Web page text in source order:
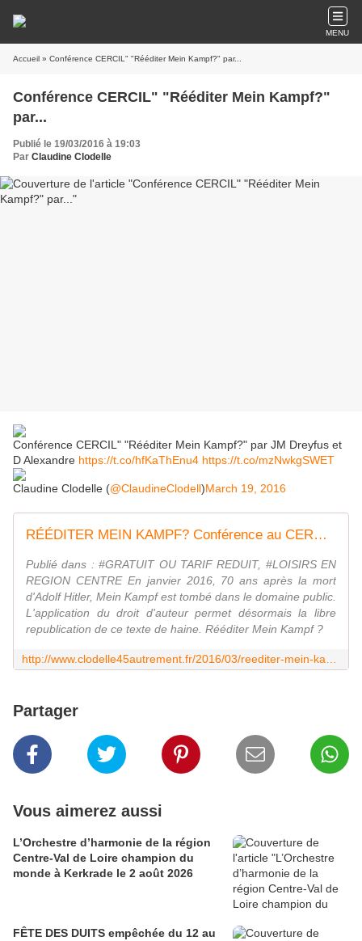
MENU
Accueil » Conférence CERCIL" "Rééditer Mein Kampf?" par...
Conférence CERCIL" "Rééditer Mein Kampf?"
par...
Publié le 19/03/2016 à 19:03
Par Claudine Clodelle
Conférence CERCIL" "Rééditer Mein Kampf?" par JM Dreyfus et
D Alexandre https://t.co/hfKaThEnu4 https://t.co/mzNwkgSWET
Claudine Clodelle (@ClaudineClodell)March 19, 2016
RÉÉDITER MEIN KAMPF? Conférence au CERCIL d' ORLEANS le 22 mars 2016 - VIVRE AUTREMENT VOS LOISIRS avec Clodelle
Publié dans : #GRATUIT OU TARIF REDUIT, #LOISIRS EN
REGION CENTRE En janvier 2016, 70 ans après la mort
d'Adolf Hitler, Mein Kampf est tombé dans le domaine public.
L'application du droit d'auteur permet désormais la libre
republication de ce texte de haine. Rééditer Mein Kampf ?
Partager
Vous aimerez aussi
L’Orchestre d’harmonie de la région
Centre-Val de Loire champion du
monde à Kerkrade le 2 août 2026
FÊTE DES DUITS empêchée du 12 au